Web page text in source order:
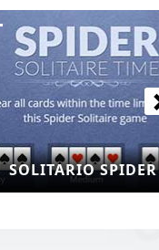
SOLITARIO SPIDER